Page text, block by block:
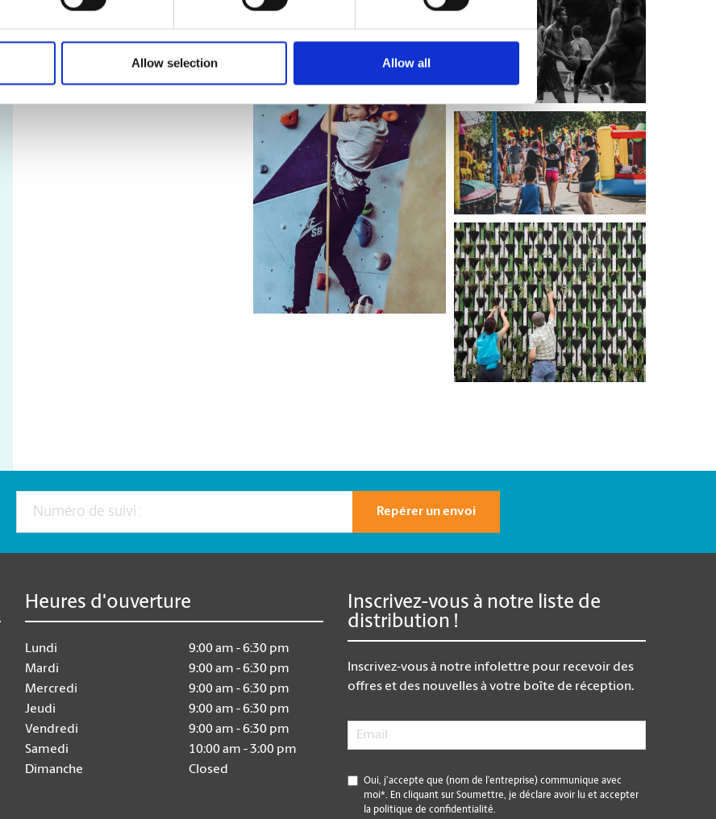
Allow selection Allow all
Repérer un envoi
Heures d'ouverture
Lundi
9:00 am - 6:30 pm
Mardi
9:00 am - 6:30 pm
Mercredi
9:00 am - 6:30 pm
Jeudi
9:00 am - 6:30 pm
Vendredi
9:00 am - 6:30 pm
Samedi
10:00 am - 3:00 pm
Dimanche
Closed
Inscrivez-vous à notre liste de
distribution !
Inscrivez-vous à notre infolettre pour recevoir des
offres et des nouvelles à votre boîte de réception.
Email
* Oui, j’accepte que (nom de l’entreprise) communique avec
moi*. En cliquant sur Soumettre, je déclare avoir lu et accepter
la politique de confidentialité.